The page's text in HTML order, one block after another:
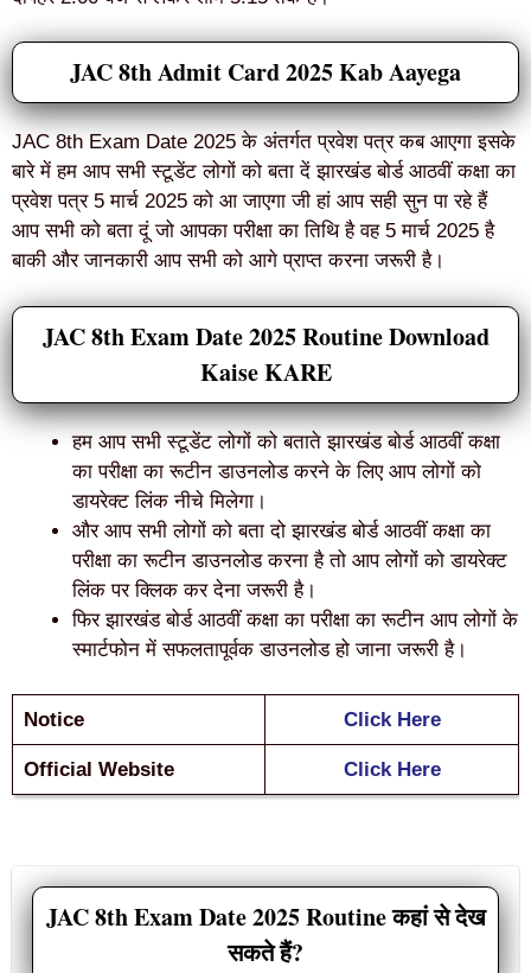
JAC 8th Admit Card 2025 Kab Aayega
JAC 8th Exam Date 2025 के अंतर्गत प्रवेश पत्र कब आएगा इसके
बारे में हम आप सभी स्टूडेंट लोगों को बता दें झारखंड बोर्ड आठवीं कक्षा का
प्रवेश पत्र 5 मार्च 2025 को आ जाएगा जी हां आप सही सुन पा रहे हैं
आप सभी को बता दूं जो आपका परीक्षा का तिथि है वह 5 मार्च 2025 है
बाकी और जानकारी आप सभी को आगे प्राप्त करना जरूरी है।
JAC 8th Exam Date 2025 Routine Download
Kaise KARE
हम आप सभी स्टूडेंट लोगों को बताते झारखंड बोर्ड आठवीं कक्षा
का परीक्षा का रूटीन डाउनलोड करने के लिए आप लोगों को
डायरेक्ट लिंक नीचे मिलेगा।
और आप सभी लोगों को बता दो झारखंड बोर्ड आठवीं कक्षा का
परीक्षा का रूटीन डाउनलोड करना है तो आप लोगों को डायरेक्ट
लिंक पर क्लिक कर देना जरूरी है।
फिर झारखंड बोर्ड आठवीं कक्षा का परीक्षा का रूटीन आप लोगों के
स्मार्टफोन में सफलतापूर्वक डाउनलोड हो जाना जरूरी है।
Notice Click Here
Official Website Click Here
JAC 8th Exam Date 2025 Routine कहां से देख
सकते हैं?